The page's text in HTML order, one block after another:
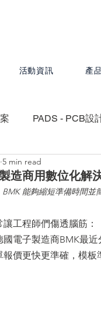
活動資訊 產品
PADS - PCB設
CADRA - 設計製圖
擬平台 Questa
造商用數位化
5 min read
能夠縮短準備時間並
工程師們傷透腦筋
電子製造商BMK最
價更快更準確，模